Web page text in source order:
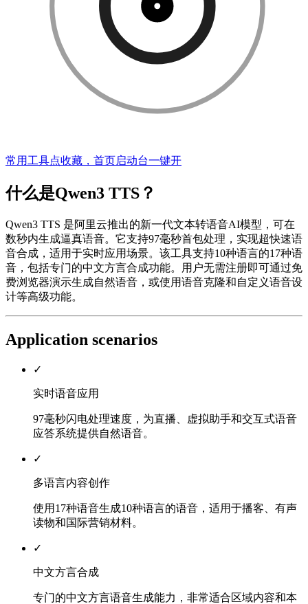
常用工具点收藏，首页启动台一键开
什么是Qwen3 TTS？
Qwen3 TTS 是阿里云推出的新一代文本转语音AI模型，可在
数秒内生成逼真语音。它支持97毫秒首包处理，实现超快速语
音合成，适用于实时应用场景。该工具支持10种语言的17种语
音，包括专门的中文方言合成功能。用户无需注册即可通过免
费浏览器演示生成自然语音，或使用语音克隆和自定义语音设
计等高级功能。
Application scenarios
✓
实时语音应用
97毫秒闪电处理速度，为直播、虚拟助手和交互式语音
应答系统提供自然语音。
✓
多语言内容创作
使用17种语音生成10种语言的语音，适用于播客、有声
读物和国际营销材料。
✓
中文方言合成
专门的中文方言语音生成能力，非常适合区域内容和本